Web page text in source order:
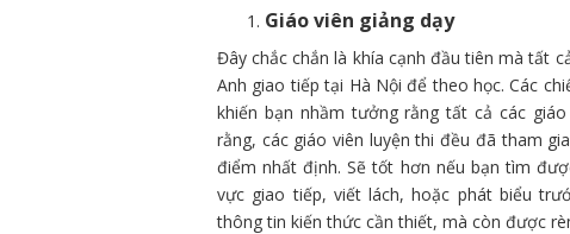
Giáo viên giảng dạy
Đây chắc chắn là khía cạnh đầu tiên mà tất
Anh giao tiếp tại Hà Nội để theo học. Các
khiến bạn nhầm tưởng rằng tất cả các
rằng, các giáo viên luyện thi đều đã tham
điểm nhất định. Sẽ tốt hơn nếu bạn tìm
vực giao tiếp, viết lách, hoặc phát biểu
thông tin kiến thức cần thiết, mà còn được